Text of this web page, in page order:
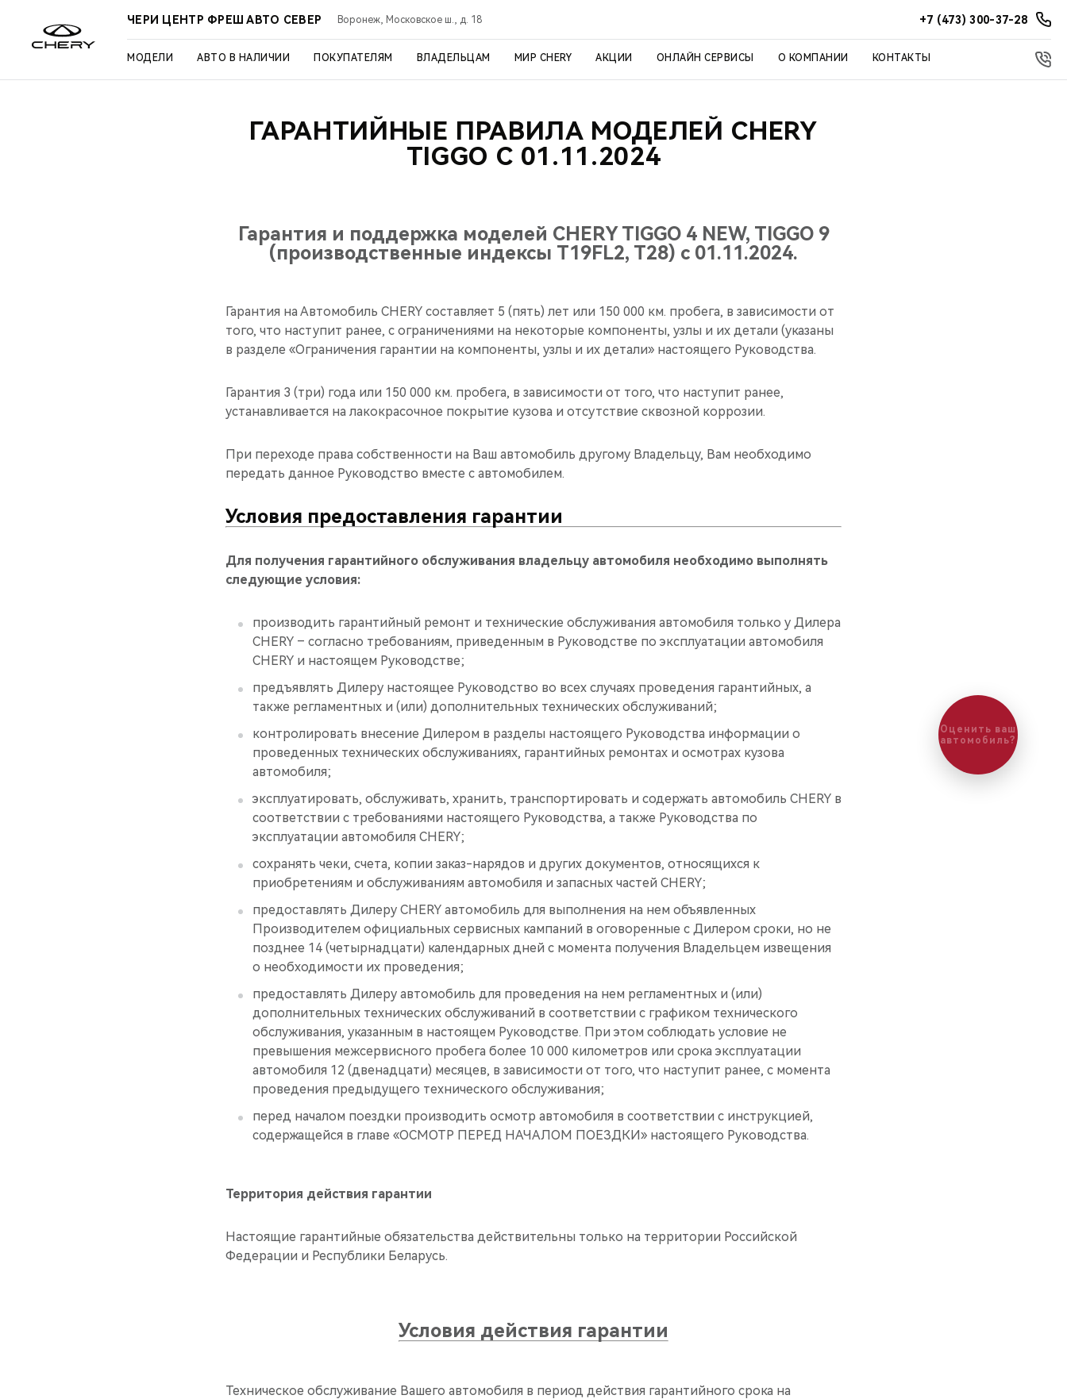
ЧЕРИ ЦЕНТР ФРЕШ АВТО СЕВЕР Воронеж, Московское ш., д. 18 +7 (473) 300-37-28
МОДЕЛИ АВТО В НАЛИЧИИ ПОКУПАТЕЛЯМ ВЛАДЕЛЬЦАМ МИР CHERY АКЦИИ ОНЛАЙН СЕРВИСЫ О КОМПАНИИ КОНТАКТЫ
ГАРАНТИЙНЫЕ ПРАВИЛА МОДЕЛЕЙ CHERY
TIGGO С 01.11.2024
Гарантия и поддержка моделей CHERY TIGGO 4 NEW, TIGGO 9
(производственные индексы T19FL2, T28) с 01.11.2024.
Гарантия на Автомобиль CHERY составляет 5 (пять) лет или 150 000 км. пробега, в зависимости от
того, что наступит ранее, с ограничениями на некоторые компоненты, узлы и их детали (указаны
в разделе «Ограничения гарантии на компоненты, узлы и их детали» настоящего Руководства.
Гарантия 3 (три) года или 150 000 км. пробега, в зависимости от того, что наступит ранее,
устанавливается на лакокрасочное покрытие кузова и отсутствие сквозной коррозии.
При переходе права собственности на Ваш автомобиль другому Владельцу, Вам необходимо
передать данное Руководство вместе с автомобилем.
Условия предоставления гарантии
Для получения гарантийного обслуживания владельцу автомобиля необходимо выполнять
следующие условия:
производить гарантийный ремонт и технические обслуживания автомобиля только у Дилера
CHERY – согласно требованиям, приведенным в Руководстве по эксплуатации автомобиля
CHERY и настоящем Руководстве;
предъявлять Дилеру настоящее Руководство во всех случаях проведения гарантийных, а
также регламентных и (или) дополнительных технических обслуживаний;
контролировать внесение Дилером в разделы настоящего Руководства информации о
проведенных технических обслуживаниях, гарантийных ремонтах и осмотрах кузова
автомобиля;
эксплуатировать, обслуживать, хранить, транспортировать и содержать автомобиль CHERY в
соответствии с требованиями настоящего Руководства, а также Руководства по
эксплуатации автомобиля CHERY;
сохранять чеки, счета, копии заказ-нарядов и других документов, относящихся к
приобретениям и обслуживаниям автомобиля и запасных частей CHERY;
предоставлять Дилеру CHERY автомобиль для выполнения на нем объявленных
Производителем официальных сервисных кампаний в оговоренные с Дилером сроки, но не
позднее 14 (четырнадцати) календарных дней с момента получения Владельцем извещения
о необходимости их проведения;
предоставлять Дилеру автомобиль для проведения на нем регламентных и (или)
дополнительных технических обслуживаний в соответствии с графиком технического
обслуживания, указанным в настоящем Руководстве. При этом соблюдать условие не
превышения межсервисного пробега более 10 000 километров или срока эксплуатации
автомобиля 12 (двенадцати) месяцев, в зависимости от того, что наступит ранее, с момента
проведения предыдущего технического обслуживания;
перед началом поездки производить осмотр автомобиля в соответствии с инструкцией,
содержащейся в главе «ОСМОТР ПЕРЕД НАЧАЛОМ ПОЕЗДКИ» настоящего Руководства.
Территория действия гарантии
Настоящие гарантийные обязательства действительны только на территории Российской
Федерации и Республики Беларусь.
Условия действия гарантии
Техническое обслуживание Вашего автомобиля в период действия гарантийного срока на
Оценить ваш
автомобиль?